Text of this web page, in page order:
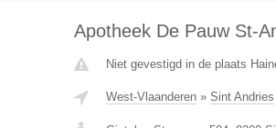
Apotheek De Pauw St-
Niet gevestigd in de plaats
West-Vlaanderen» Sint Andries